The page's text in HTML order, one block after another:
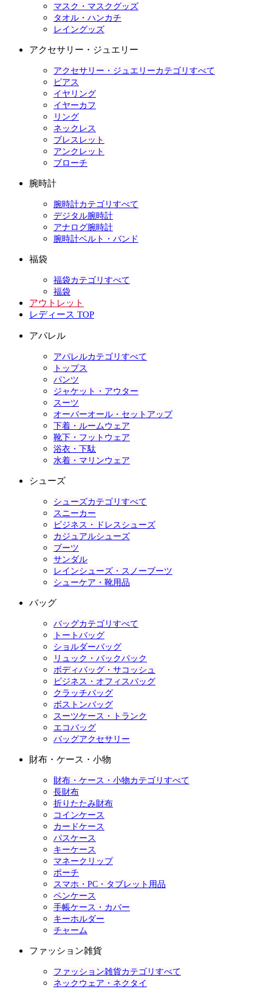
マスク・マスクグッズ
タオル・ハンカチ
レイングッズ
アクセサリー・ジュエリー
アクセサリー・ジュエリーカテゴリすべて
ピアス
イヤリング
イヤーカフ
リング
ネックレス
ブレスレット
アンクレット
ブローチ
腕時計
腕時計カテゴリすべて
デジタル腕時計
アナログ腕時計
腕時計ベルト・バンド
福袋
福袋カテゴリすべて
福袋
アウトレット
レディース TOP
アパレル
アパレルカテゴリすべて
トップス
パンツ
ジャケット・アウター
スーツ
オーバーオール・セットアップ
下着・ルームウェア
靴下・フットウェア
浴衣・下駄
水着・マリンウェア
シューズ
シューズカテゴリすべて
スニーカー
ビジネス・ドレスシューズ
カジュアルシューズ
ブーツ
サンダル
レインシューズ・スノーブーツ
シューケア・靴用品
バッグ
バッグカテゴリすべて
トートバッグ
ショルダーバッグ
リュック・バックパック
ボディバッグ・サコッシュ
ビジネス・オフィスバッグ
クラッチバッグ
ボストンバッグ
スーツケース・トランク
エコバッグ
バッグアクセサリー
財布・ケース・小物
財布・ケース・小物カテゴリすべて
長財布
折りたたみ財布
コインケース
カードケース
パスケース
キーケース
マネークリップ
ポーチ
スマホ・PC・タブレット用品
ペンケース
手帳ケース・カバー
キーホルダー
チャーム
ファッション雑貨
ファッション雑貨カテゴリすべて
ネックウェア・ネクタイ